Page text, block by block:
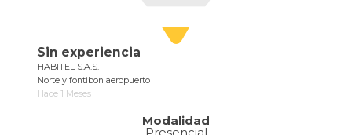
Sin experiencia
HABITEL S.A.S.
Norte y fontibon aeropuerto
Hace 1 Meses
Modalidad